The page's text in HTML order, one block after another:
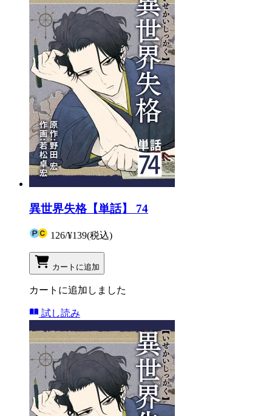
異世界失格【単話】 74
126/¥139(税込)
カートに追加
カートに追加しました
試し読み